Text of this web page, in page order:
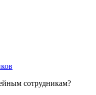
сотрудникам?